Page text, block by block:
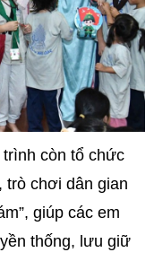
còn tổ chức
trò chơi dân gian
giúp các em
thống, lưu giữ